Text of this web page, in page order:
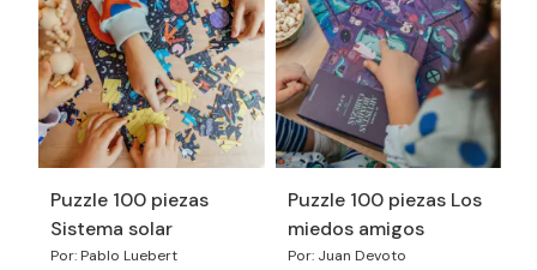
Puzzle 100 piezas
Sistema solar
Por: Pablo Luebert
Puzzle 100 piezas Los
miedos amigos
Por: Juan Devoto